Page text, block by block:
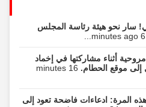
سار نحو هيئة رئاسة المجلس
أثناء مشاركتها في إخماد
موقع الحطام.
16 minutes
المرة: ادعاءات فاضحة تعود إلى